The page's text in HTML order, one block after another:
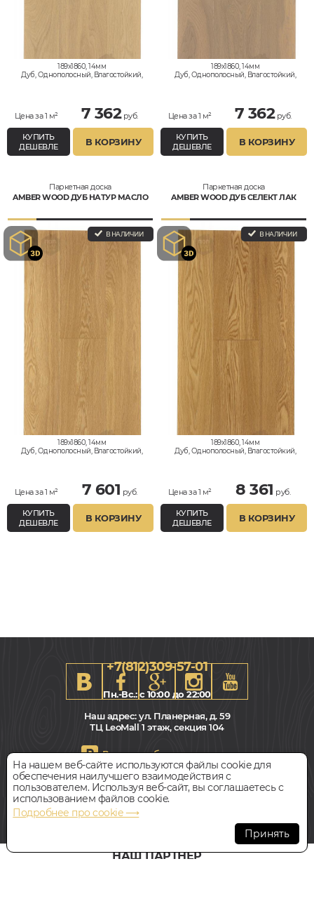
189x1860, 14мм
Дуб, Однополосный, Влагостойкий,
Цена за 1 м² 7 362руб.
КУПИТЬ
ДЕШЕВЛЕ
В КОРЗИНУ
189x1860, 14мм
Дуб, Однополосный, Влагостойкий,
Цена за 1 м² 7 362руб.
КУПИТЬ
ДЕШЕВЛЕ
В КОРЗИНУ
Паркетная доска
AMBER WOOD ДУБ НАТУР МАСЛО
В НАЛИЧИИ
189x1860, 14мм
Дуб, Однополосный, Влагостойкий,
Цена за 1 м² 7 601 руб.
КУПИТЬ
ДЕШЕВЛЕ
В КОРЗИНУ
Паркетная доска
AMBER WOOD ДУБ СЕЛЕКТ ЛАК
В НАЛИЧИИ
189x1860, 14мм
Дуб, Однополосный, Влагостойкий,
Цена за 1 м² 8 361 руб.
КУПИТЬ
ДЕШЕВЛЕ
В КОРЗИНУ
+7(812)309-57-01
Пн.-Вс.: с 10:00 до 22:00
Наш адрес:ул. Планерная, д. 59
ТЦ LeoMall 1 этаж, секция 104
Всегда свободная парковка
© Интернет-магазин Polvamvdom.ru 2011-2026. Все права
защищены.
При копировании материалов прямая ссылка на сайт
НАШ ПАРТНЁР
На нашем веб-сайте используются файлы cookie для
обеспечения наилучшего взаимодействия с
пользователем. Используя веб-сайт, вы соглашаетесь с
использованием файлов cookie.
Подробнее про cookie ⟶
Принять